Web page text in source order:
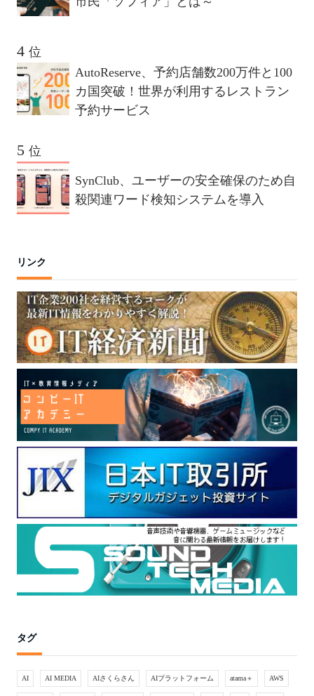
位
AutoReserve、予約店舗数200万件と100
カ国突破！世界が利用するレストラン
予約サービス
位
SynClub、ユーザーの安全確保のため自
殺関連ワード検知システムを導入
リンク
タグ
AI AI MEDIA AIさくらさん AIプラットフォーム atama＋ AWS